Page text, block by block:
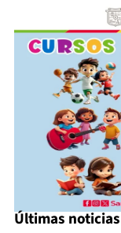
Últimas noticias